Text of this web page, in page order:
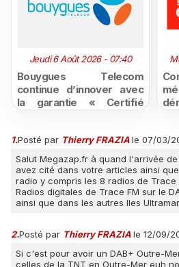
Jeudi 6 Août 2026 - 07:40
Bouygues Telecom
continue d’innover avec
la garantie « Certifié
1.Posté par Thierry FRAZIAle 07/03/
Salut Megazap.fr à quand l'arrivée
avez cité dans votre articles ainsi
radio y compris les 8 radios de Trace
Radios digitales de Trace FM sur le
ainsi que dans les autres Iles
2.Posté par Thierry FRAZIAle 12/09/
Si c'est pour avoir un DAB+ Outre-
celles de la TNT en Outre-Mer euh